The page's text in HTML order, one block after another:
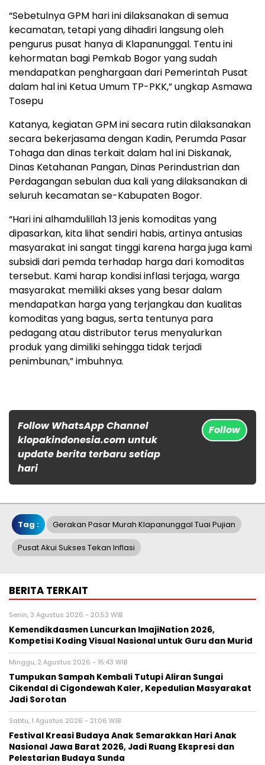
“Sebetulnya GPM hari ini dilaksanakan di semua
kecamatan, tetapi yang dihadiri langsung oleh
pengurus pusat hanya di Klapanunggal. Tentu ini
kehormatan bagi Pemkab Bogor yang sudah
mendapatkan penghargaan dari Pemerintah Pusat
dalam hal ini Ketua Umum TP-PKK,” ungkap Asmawa
Tosepu
Katanya, kegiatan GPM ini secara rutin dilaksanakan
secara bekerjasama dengan Kadin, Perumda Pasar
Tohaga dan dinas terkait dalam hal ini Diskanak,
Dinas Ketahanan Pangan, Dinas Perindustrian dan
Perdagangan sebulan dua kali yang dilaksanakan di
seluruh kecamatan se-Kabupaten Bogor.
“Hari ini alhamdulillah 13 jenis komoditas yang
dipasarkan, kita lihat sendiri habis, artinya antusias
masyarakat ini sangat tinggi karena harga juga kami
subsidi dari pemda terhadap harga dari komoditas
tersebut. Kami harap kondisi inflasi terjaga, warga
masyarakat memiliki akses yang besar dalam
mendapatkan harga yang terjangkau dan kualitas
komoditas yang bagus, serta tentunya para
pedagang atau distributor terus menyalurkan
produk yang dimiliki sehingga tidak terjadi
penimbunan,” imbuhnya.
Follow WhatsApp Channel
klopakindonesia.com untuk
update berita terbaru setiap
hari
Follow
Tag : Gerakan Pasar Murah Klapanunggal Tuai Pujian
Pusat Akui Sukses Tekan Inflasi
BERITA TERKAIT
Senin, 3 Agustus 2026 - 20:53 WIB
Kemendikdasmen Luncurkan ImajiNation 2026,
Kompetisi Koding Visual Nasional untuk Guru dan Murid
Minggu, 2 Agustus 2026 - 15:43 WIB
Tumpukan Sampah Kembali Tutupi Aliran Sungai
Cikendal di Cigondewah Kaler, Kepedulian Masyarakat
Jadi Sorotan
Sabtu, 1 Agustus 2026 - 21:06 WIB
Festival Kreasi Budaya Anak Semarakkan Hari Anak
Nasional Jawa Barat 2026, Jadi Ruang Ekspresi dan
Pelestarian Budaya Sunda